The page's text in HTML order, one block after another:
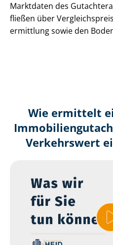
Marktdaten des
fließen über
ermitt­lung sowie den
Wie ermittelt
Verkehrswert